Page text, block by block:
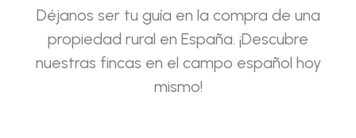
Déjanos ser tu guía en la compra de una
propiedad rural en España. ¡Descubre
nuestras fincas en el campo español hoy
mismo!